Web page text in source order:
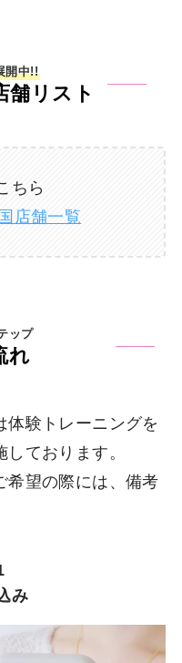
開中!!
舗リスト
ちら
店舗一覧
ップ
れ
体験トレーニングを
ております。
希望の際には、備考
み